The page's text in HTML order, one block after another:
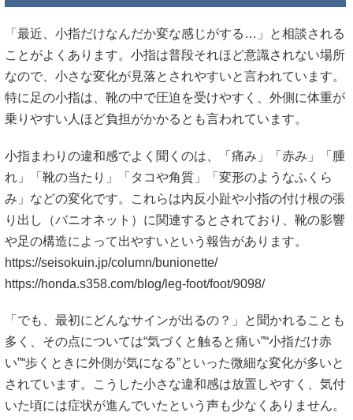
「最近、小指だけなんだか変な感じがする…」と相談される
ことがよくあります。小指は普段それほど意識されない場所
なので、小さな変化が見落とされやすいと言われています。
特に足の小指は、靴の中で圧迫を受けやすく、外側に体重が
乗りやすい人ほど負担がかかるとも言われています。
小指まわりの違和感でよく聞くのは、「痛み」「赤み」「腫
れ」「靴の当たり」「タコや角質」「変形のようなふくら
み」などの変化です。これらは内反小趾や小指の付け根の張
り出し（バニオネット）に関連するとされており、靴の影響
や足の構造によって出やすいという報告があります。
https://seisokuin.jp/column/bunionette/
https://honda.s358.com/blog/leg-foot/foot/9098/
「でも、最初にどんなサインが出るの？」と聞かれることも
多く、その点については“気づくと触ると痛い”“小指だけ赤
い”“歩くときに外側が気になる”といった微細な変化が多いと
されています。こうした小さな違和感は放置しやすく、気付
いた頃には症状が進んでいたという声も少なくありません。